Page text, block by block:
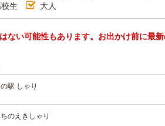
生
大人
ない可能性もあります。お出かけ前に最
駅 しゃり
のえきしゃり